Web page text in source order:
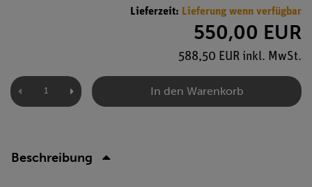
Lieferzeit: Lieferung wenn verfügbar
550,00 EUR
588,50 EUR inkl. MwSt.
In den Warenkorb
Beschreibung